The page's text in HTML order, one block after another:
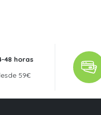
48 horas
59€